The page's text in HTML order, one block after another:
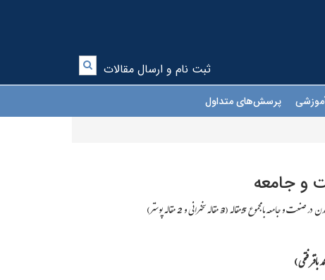
ثبت نام و ارسال مقالات
آموزشی
پرسش‌های متداول
و جامعه
(3 مقاله سخنرانی و 2 مقاله پوستر)
فتحی)